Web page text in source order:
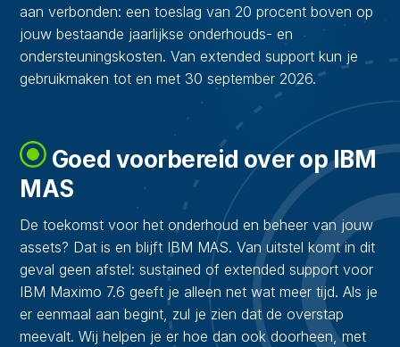
aan verbonden: een toeslag van 20 procent boven op
jouw bestaande jaarlijkse onderhouds- en
ondersteuningskosten. Van extended support kun je
gebruikmaken tot en met 30 september 2026.
Goed voorbereid over op IBM
MAS
De toekomst voor het onderhoud en beheer van jouw
assets? Dat is en blijft IBM MAS. Van uitstel komt in dit
geval geen afstel: sustained of extended support voor
IBM Maximo 7.6 geeft je alleen net wat meer tijd. Als je
er eenmaal aan begint, zul je zien dat de overstap
meevalt. Wij helpen je er hoe dan ook doorheen, met